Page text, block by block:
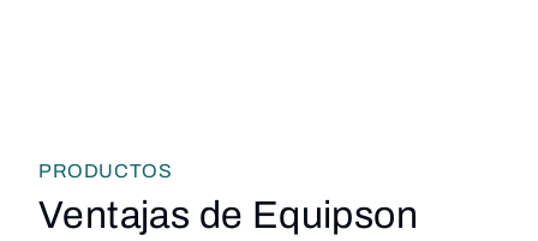
PRODUCTOS
Ventajas de Equipson